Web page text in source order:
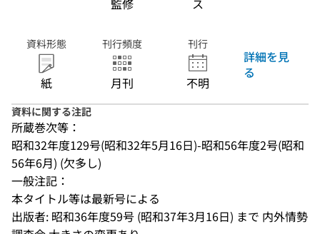
監修
ス
資料形態
紙
刊行頻度
月刊
刊行
不明
詳細を見
る
資料に関する注記
所蔵巻次等：
昭和32年度129号(昭和32年5月16日)-昭和56年度2号(昭和
56年6月) (欠多し)
一般注記：
本タイトル等は最新号による
出版者: 昭和36年度59号 (昭和37年3月16日) まで 内外情勢